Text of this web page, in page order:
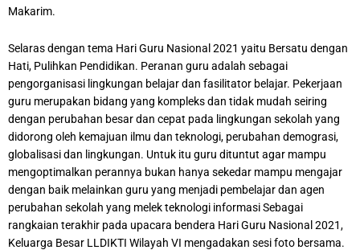
Makarim.
Selaras dengan tema Hari Guru Nasional 2021 yaitu Bersatu dengan
Hati, Pulihkan Pendidikan. Peranan guru adalah sebagai
pengorganisasi lingkungan belajar dan fasilitator belajar. Pekerjaan
guru merupakan bidang yang kompleks dan tidak mudah seiring
dengan perubahan besar dan cepat pada lingkungan sekolah yang
didorong oleh kemajuan ilmu dan teknologi, perubahan demograsi,
globalisasi dan lingkungan. Untuk itu guru dituntut agar mampu
mengoptimalkan perannya bukan hanya sekedar mampu mengajar
dengan baik melainkan guru yang menjadi pembelajar dan agen
perubahan sekolah yang melek teknologi informasi Sebagai
rangkaian terakhir pada upacara bendera Hari Guru Nasional 2021,
Keluarga Besar LLDIKTI Wilayah VI mengadakan sesi foto bersama.